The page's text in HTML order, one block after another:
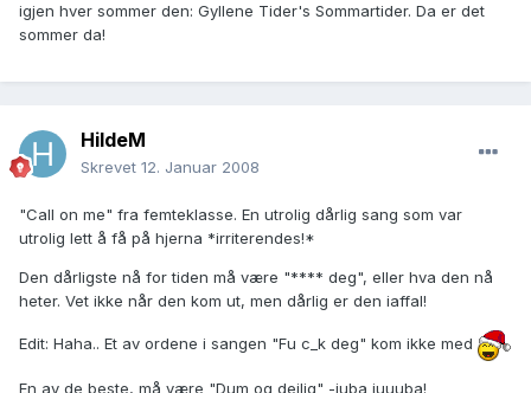
igjen hver sommer den: Gyllene Tider's Sommartider. Da er det
sommer da!
HildeM
Skrevet 12. Januar 2008
"Call on me" fra femteklasse. En utrolig dårlig sang som var
utrolig lett å få på hjerna *irriterendes!*
Den dårligste nå for tiden må være "**** deg", eller hva den nå
heter. Vet ikke når den kom ut, men dårlig er den iaffal!
Edit: Haha.. Et av ordene i sangen "Fu c_k deg" kom ikke med
En av de beste, må være "Dum og deilig" -juba juuuba!